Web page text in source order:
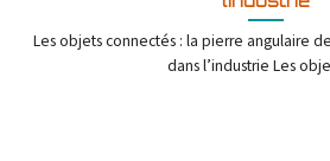
Les objets connectés : la pierre angulaire
dans l’industrie Les